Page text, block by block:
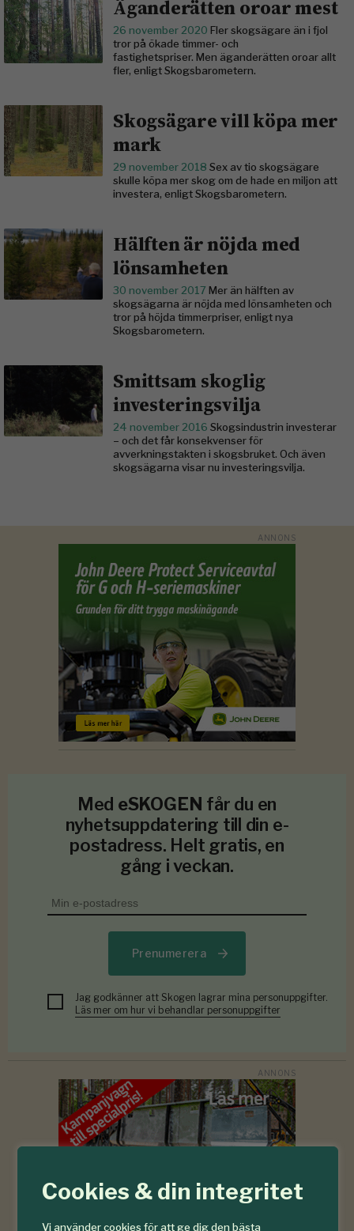
Cookies & din integritet
Vi använder cookies för att ge dig den bästa
Äganderätten oroar mest
26 november 2020 Fler skogsägare än i fjol
tror på ökade timmer- och
fastighetspriser. Men äganderätten oroar allt
fler, enligt Skogsbarometern.
Skogsägare vill köpa mer
mark
29 november 2018 Sex av tio skogsägare
skulle köpa mer skog om de hade en miljon att
investera, enligt Skogsbarometern.
Hälften är nöjda med
lönsamheten
30 november 2017 Mer än hälften av
skogsägarna är nöjda med lönsamheten och
tror på höjda timmerpriser, enligt nya
Skogsbarometern.
Smittsam skoglig
investeringsvilja
24 november 2016 Skogsindustrin investerar
– och det får konsekvenser för
avverkningstakten i skogsbruket. Och även
skogsägarna visar nu investeringsvilja.
Med eSKOGEN får du en
nyhetsuppdatering till din e-
postadress. Helt gratis, en
gång i veckan.
Prenumerera
Jag godkänner att Skogen lagrar mina personuppgifter.
Läs mer om hur vi behandlar personuppgifter